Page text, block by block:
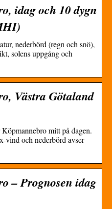
idag och 10 dygn
nederbörd (regn och snö),
solens uppgång och
Västra Götaland
mitt på dagen.
vind och nederbörd avser
– Prognosen idag